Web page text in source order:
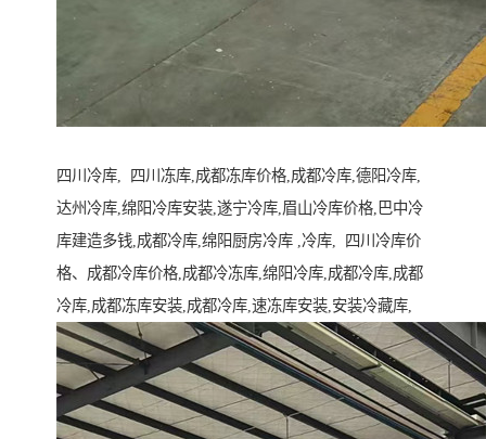
四川冷库, 四川冻库,成都冻库价格,成都冷库,德阳冷库,
达州冷库,绵阳冷库安装,遂宁冷库,眉山冷库价格,巴中冷
库建造多钱,成都冷库,绵阳厨房冷库 ,冷库, 四川冷库价
格、成都冷库价格,成都冷冻库,绵阳冷库,成都冷库,成都
冷库,成都冻库安装,成都冷库,速冻库安装,安装冷藏库,